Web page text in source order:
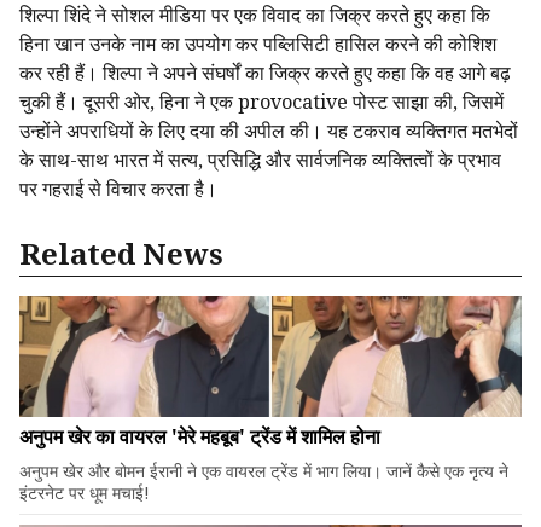
शिल्पा शिंदे ने सोशल मीडिया पर एक विवाद का जिक्र करते हुए कहा कि
हिना खान उनके नाम का उपयोग कर पब्लिसिटी हासिल करने की कोशिश
कर रही हैं। शिल्पा ने अपने संघर्षों का जिक्र करते हुए कहा कि वह आगे बढ़
चुकी हैं। दूसरी ओर, हिना ने एक provocative पोस्ट साझा की, जिसमें
उन्होंने अपराधियों के लिए दया की अपील की। यह टकराव व्यक्तिगत मतभेदों
के साथ-साथ भारत में सत्य, प्रसिद्धि और सार्वजनिक व्यक्तित्वों के प्रभाव
पर गहराई से विचार करता है।
Related News
अनुपम खेर का वायरल 'मेरे महबूब' ट्रेंड में शामिल होना
अनुपम खेर और बोमन ईरानी ने एक वायरल ट्रेंड में भाग लिया। जानें कैसे एक नृत्य ने
इंटरनेट पर धूम मचाई!